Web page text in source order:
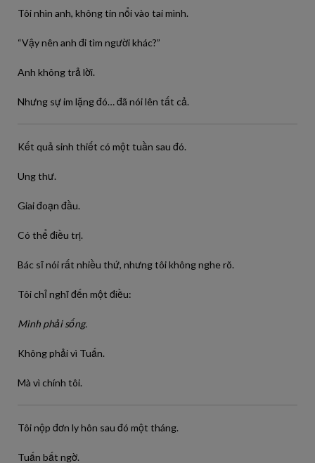
Tôi nhìn anh, không tin nổi vào tai mình.
“Vậy nên anh đi tìm người khác?”
Anh không trả lời.
Nhưng sự im lặng đó… đã nói lên tất cả.
Kết quả sinh thiết có một tuần sau đó.
Ung thư.
Giai đoạn đầu.
Có thể điều trị.
Bác sĩ nói rất nhiều thứ, nhưng tôi không nghe rõ.
Tôi chỉ nghĩ đến một điều:
Mình phải sống.
Không phải vì Tuấn.
Mà vì chính tôi.
Tôi nộp đơn ly hôn sau đó một tháng.
Tuấn bất ngờ.